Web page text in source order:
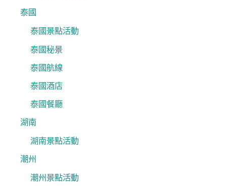
泰國
泰國景點活動
泰國秘景
泰國航線
泰國酒店
泰國餐廳
湖南
湖南景點活動
潮州
潮州景點活動